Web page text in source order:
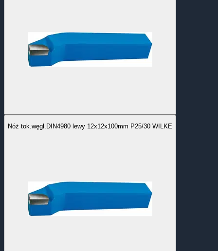
Nóż tok.węgl.DIN4980 lewy 12x12x100mm P25/30 WILKE